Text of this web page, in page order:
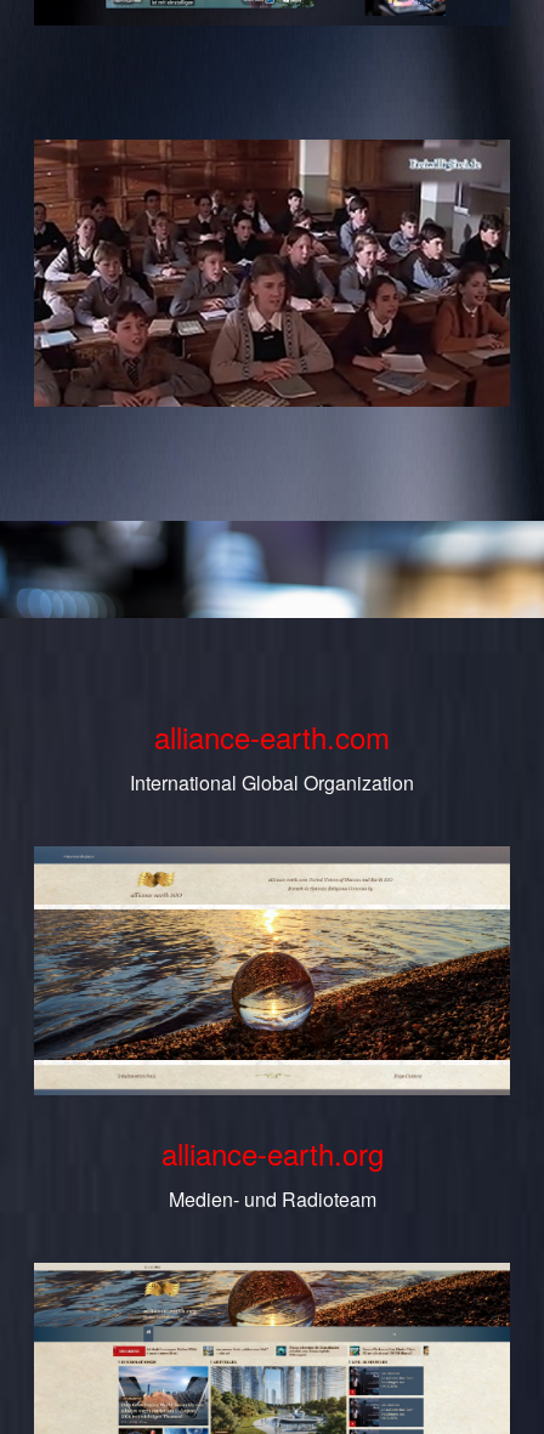
alliance-earth.com
International Global Organization
alliance-earth.org
Medien- und Radioteam